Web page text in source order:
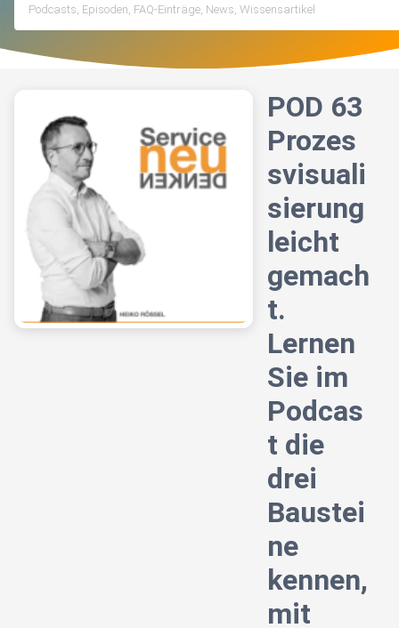
POD 63
Prozes
svisuali
sierung
leicht
gemach
t.
Lernen
Sie im
Podcas
t die
drei
Baustei
ne
kennen,
mit